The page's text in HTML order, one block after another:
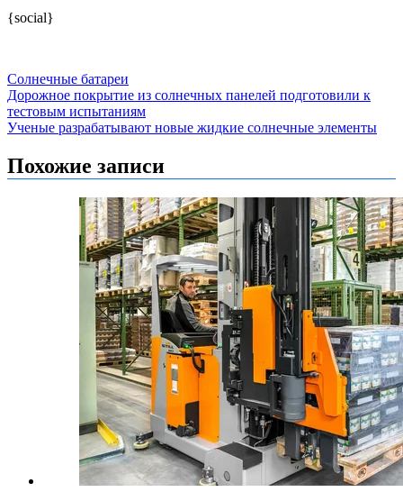
{social}
Солнечные батареи
Навигация
по
Дорожное покрытие из солнечных панелей подготовили к
тестовым испытаниям
Ученые разрабатывают новые жидкие солнечные элементы
Похожие записи